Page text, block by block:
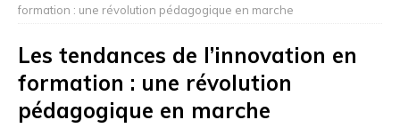
formation : une révolution pédagogique en marche
Les tendances de l’innovation en
formation : une révolution
pédagogique en marche